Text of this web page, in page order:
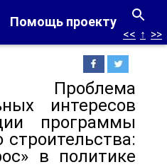
Помощь проекту
<< ↑ >>
интересов
программы
строительства:
в политике